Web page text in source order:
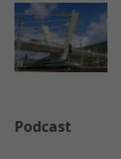
Podcast